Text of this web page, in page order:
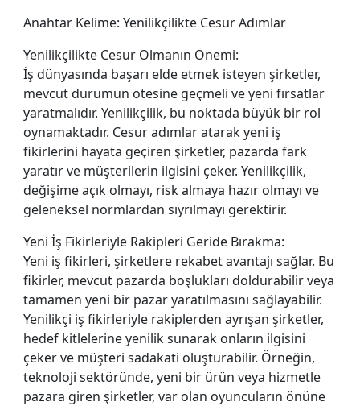
Anahtar Kelime: Yenilikçilikte Cesur Adımlar
Yenilikçilikte Cesur Olmanın Önemi:
İş dünyasında başarı elde etmek isteyen şirketler,
mevcut durumun ötesine geçmeli ve yeni fırsatlar
yaratmalıdır. Yenilikçilik, bu noktada büyük bir rol
oynamaktadır. Cesur adımlar atarak yeni iş
fikirlerini hayata geçiren şirketler, pazarda fark
yaratır ve müşterilerin ilgisini çeker. Yenilikçilik,
değişime açık olmayı, risk almaya hazır olmayı ve
geleneksel normlardan sıyrılmayı gerektirir.
Yeni İş Fikirleriyle Rakipleri Geride Bırakma:
Yeni iş fikirleri, şirketlere rekabet avantajı sağlar. Bu
fikirler, mevcut pazarda boşlukları doldurabilir veya
tamamen yeni bir pazar yaratılmasını sağlayabilir.
Yenilikçi iş fikirleriyle rakiplerden ayrışan şirketler,
hedef kitlelerine yenilik sunarak onların ilgisini
çeker ve müşteri sadakati oluşturabilir. Örneğin,
teknoloji sektöründe, yeni bir ürün veya hizmetle
pazara giren şirketler, var olan oyuncuların önüne